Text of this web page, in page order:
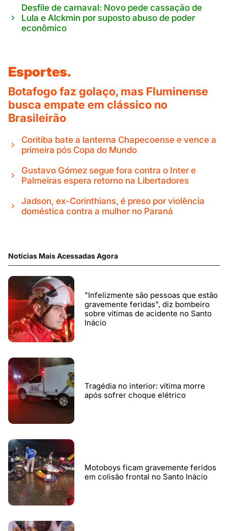
Desfile de carnaval: Novo pede cassação de
Lula e Alckmin por suposto abuso de poder
econômico
Esportes.
Botafogo faz golaço, mas Fluminense
busca empate em clássico no
Brasileirão
Coritiba bate a lanterna Chapecoense e vence a
primeira pós Copa do Mundo
Gustavo Gómez segue fora contra o Inter e
Palmeiras espera retorno na Libertadores
Jadson, ex-Corinthians, é preso por violência
doméstica contra a mulher no Paraná
Notícias Mais Acessadas Agora
"Infelizmente são pessoas que estão
gravemente feridas", diz bombeiro
sobre vítimas de acidente no Santo
Inácio
Tragédia no interior: vítima morre
após sofrer choque elétrico
Motoboys ficam gravemente feridos
em colisão frontal no Santo Inácio